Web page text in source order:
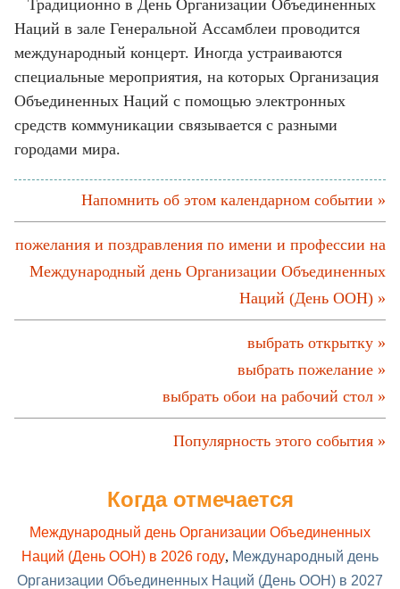
Традиционно в День Организации Объединенных
Наций в зале Генеральной Ассамблеи проводится
международный концерт. Иногда устраиваются
специальные мероприятия, на которых Организация
Объединенных Наций с помощью электронных
средств коммуникации связывается с разными
городами мира.
Напомнить об этом календарном событии »
пожелания и поздравления по имени и профессии на
Международный день Организации Объединенных
Наций (День ООН) »
выбрать открытку »
выбрать пожелание »
выбрать обои на рабочий стол »
Популярность этого события »
Когда отмечается
Международный день Организации Объединенных
Наций (День ООН) в 2026 году, Международный день
Организации Объединенных Наций (День ООН) в 2027